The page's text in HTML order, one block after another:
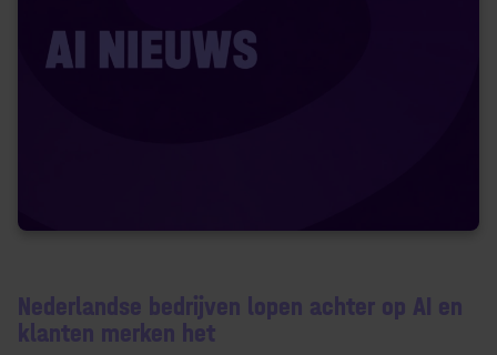
Nederlandse bedrijven lopen achter op AI en
klanten merken het